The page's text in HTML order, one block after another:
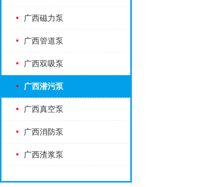
广西磁力泵
广西管道泵
广西双吸泵
广西潜污泵
广西真空泵
广西消防泵
广西渣浆泵